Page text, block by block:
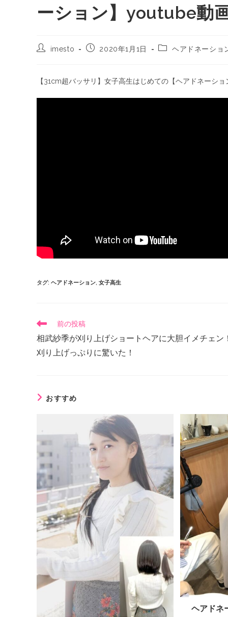
ーション】youtube動
imesto 2020年1月1日 ヘアドネーショ
【31cm超バッサリ】女子高生はじめての【ヘアドネーシ
タグ: ヘアドネーション, 女子高生
前の投稿
相武紗季が刈り上げショートヘアに大胆イメチェン
刈り上げっぷりに驚いた！
おすすめ
ヘアドネ